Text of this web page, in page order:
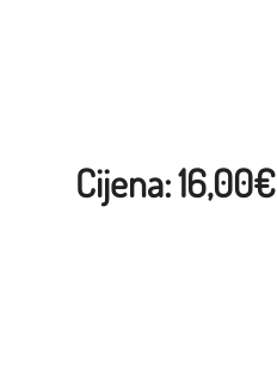
Cijena: 16,00€